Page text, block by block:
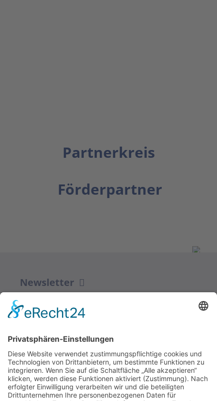
Partnerkreis
Förderpartner
Newsletter
ZUR ANMELDUNG
Redaktion bbkult.net
Centrum Bavaria Bohemia (CeBB)
Dr. Veronika Hofinger
Freyung 1, 92539 Schönsee